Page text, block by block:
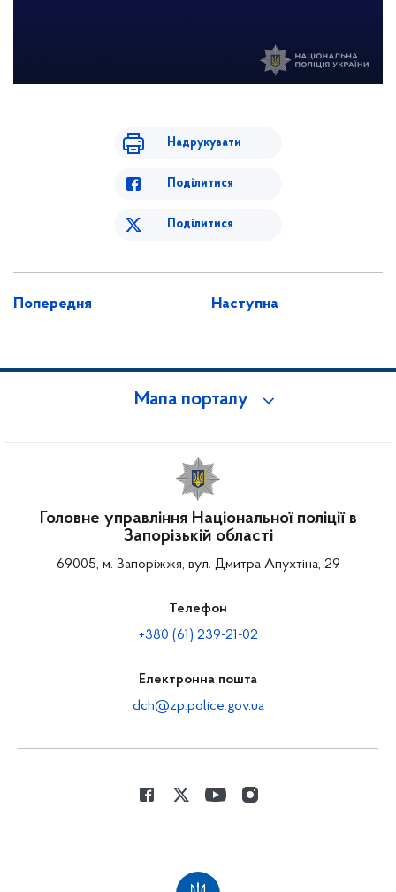
Надрукувати
Поділитися
Поділитися
Попередня Наступна
Мапа порталу
Головне управління Національної поліції в
Запорізькій області
69005, м. Запоріжжя, вул. Дмитра Апухтіна, 29
Телефон
+380 (61) 239-21-02
Електронна пошта
dch@zp.police.gov.ua